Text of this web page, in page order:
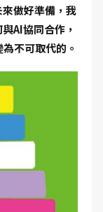
做好準備，我
AI協同合作，
不可取代的。